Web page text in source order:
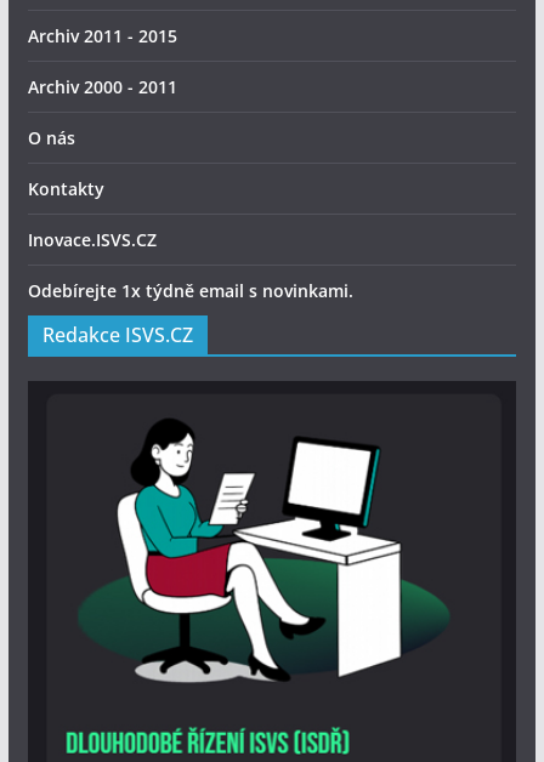
Archiv 2011 - 2015
Archiv 2000 - 2011
O nás
Kontakty
Inovace.ISVS.CZ
Odebírejte 1x týdně email s novinkami.
Redakce ISVS.CZ